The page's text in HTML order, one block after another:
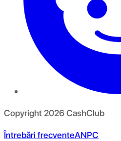
Copyright 2026CashClub
Întrebări frecventeANPC